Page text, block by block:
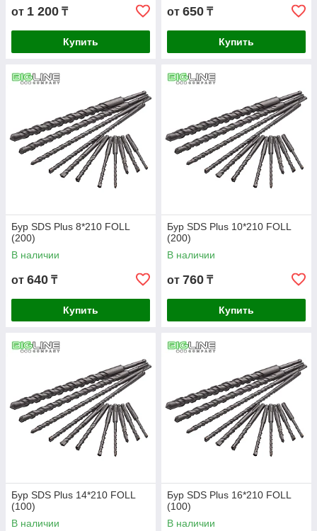
от 1 200 ₸
Купить
от 650 ₸
Купить
Бур SDS Plus 8*210 FOLL
(200)
В наличии
от 640 ₸
Купить
Бур SDS Plus 10*210 FOLL
(200)
В наличии
от 760 ₸
Купить
Бур SDS Plus 14*210 FOLL
(100)
В наличии
Бур SDS Plus 16*210 FOLL
(100)
В наличии